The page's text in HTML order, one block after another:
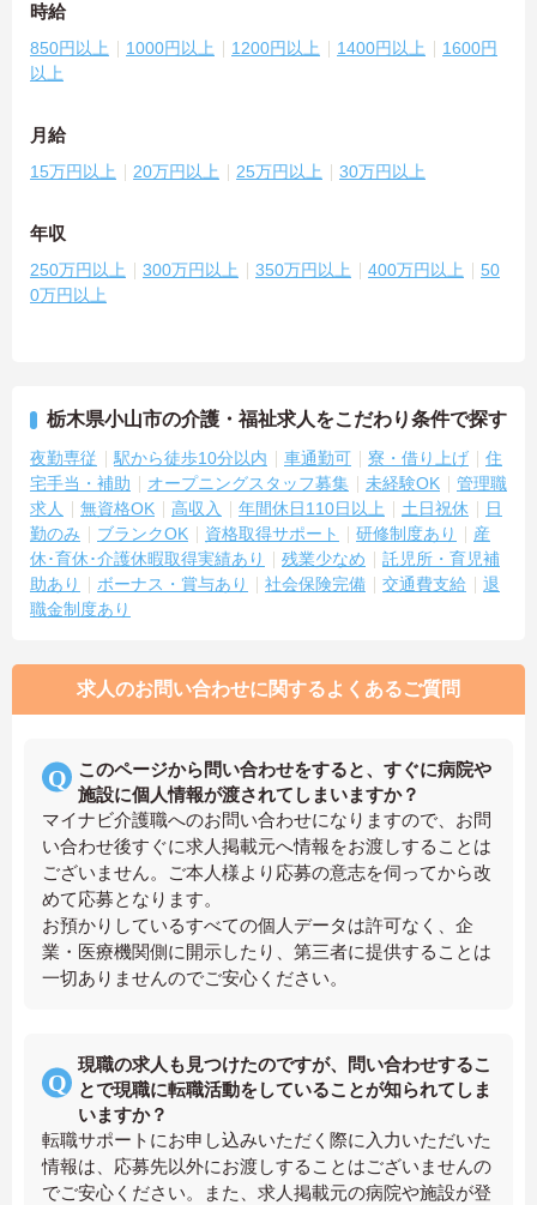
時給
850円以上 1000円以上 1200円以上 1400円以上
1600円
以上
月給
15万円以上 20万円以上 25万円以上 30万円以上
年収
250万円以上 300万円以上 350万円以上 400万円以上
50
0万円以上
栃木県小山市の介護・福祉求人をこだわり条件で探す
夜勤専従 駅から徒歩10分以内 車通勤可 寮・借り上げ
住
宅手当・補助
オープニングスタッフ募集 未経験OK
管理職
求人
無資格OK 高収入 年間休日110日以上 土日祝休
日
勤のみ
ブランクOK 資格取得サポート 研修制度あり
産
休･育休･介護休暇取得実績あり
残業少なめ
託児所・育児補
助あり
ボーナス・賞与あり 社会保険完備 交通費支給
退
職金制度あり
求人のお問い合わせに関するよくあるご質問
このページから問い合わせをすると、すぐに病院や
施設に個人情報が渡されてしまいますか？
マイナビ介護職へのお問い合わせになりますので、お問
い合わせ後すぐに求人掲載元へ情報をお渡しすることは
ございません。ご本人様より応募の意志を伺ってから改
めて応募となります。
お預かりしているすべての個人データは許可なく、企
業・医療機関側に開示したり、第三者に提供することは
一切ありませんのでご安心ください。
現職の求人も見つけたのですが、問い合わせするこ
とで現職に転職活動をしていることが知られてしま
いますか？
転職サポートにお申し込みいただく際に入力いただいた
情報は、応募先以外にお渡しすることはございませんの
でご安心ください。また、求人掲載元の病院や施設が登